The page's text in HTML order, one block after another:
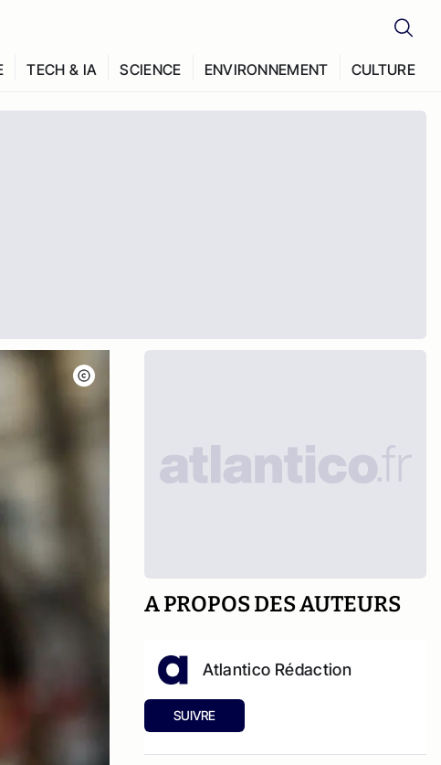
TECH & IA SCIENCE ENVIRONNEMENT CULTURE
A PROPOS DES AUTEURS
Atlantico Rédaction
SUIVRE